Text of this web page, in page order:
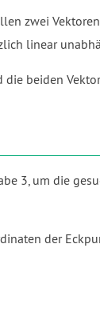
zwei
linear
die beiden
3, um die
der